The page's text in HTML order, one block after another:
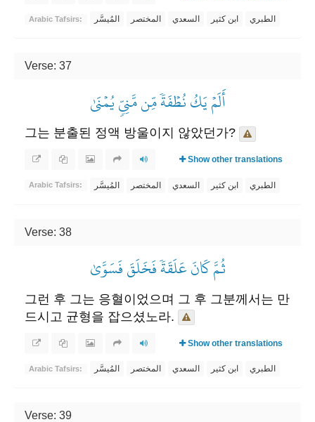
Arabic Tafsirs: المُيسَّر المختصر السعدي ابن كثير الطبري
Verse: 37
أَلَمۡ يَكُ نُطۡفَةٗ مِّن مَّنِيّٖ يُمۡنَىٰ
그는 분출된 정액 방울이지 않았던가?
Show other translations
Arabic Tafsirs: المُيسَّر المختصر السعدي ابن كثير الطبري
Verse: 38
ثُمَّ كَانَ عَلَقَةٗ فَخَلَقَ فَسَوَّىٰ
그런 후 그는 응혈이었으며 그 후 그분께서는 만
드시고 균형을 잡으셨노라.
Show other translations
Arabic Tafsirs: المُيسَّر المختصر السعدي ابن كثير الطبري
Verse: 39